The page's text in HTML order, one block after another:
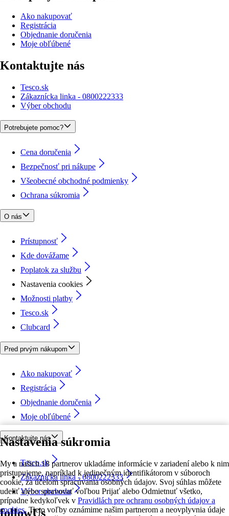
Nastavenia súkromia
My a našich 18 partnerov ukladáme informácie v zariadení alebo k nim
pristupujeme, napríklad k jedinečným identifikátorom v súboroch
cookie, za účelom spracúvania osobných údajov. Svoj súhlas môžete
udeliť alebo spravovať voľbou Prijať alebo Odmietnuť všetko,
prípadne kedykoľvek v Pravidlách pre ochranu osobných údajov a
cookies. Tieto voľby oznámime našim partnerom a neovplyvnia údaje
Ako nakupovať
Registrácia
Objednanie doručenia
Moje obľúbené
Kontaktujte nás
Tesco.sk
Zákaznícka linka - 0800222333
Výber obchodu
Potrebujete pomoc?
Cena doručenia
Bezpečnosť pri nákupe
Všeobecné obchodné podmienky
Ochrana súkromia
O nás
Prístupnosť
Kde dovážame
Poplatok za službu
Nastavenia cookies
Možnosti platby
Tesco.sk
Clubcard
Pred prvým nákupom
Ako nakupovať
Registrácia
Objednanie doručenia
Moje obľúbené
Kontaktujte nás
Tesco.sk
Zákaznícka linka - 0800222333
Výber obchodu
followUs